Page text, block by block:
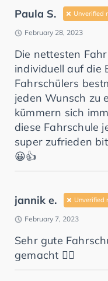
Paula S. Unverified
February 28, 2023
Die nettesten
individuell auf die
Fahrschülers
jeden Wunsch zu
kümmern sich
diese Fahrschule
super zufrieden
😀👍
jannik e. Unverified
February 7, 2023
Sehr gute
gemacht 👍🏻